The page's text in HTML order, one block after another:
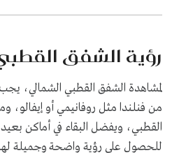
رؤية الشفق
لمشاهدة الشفق القطبي الشمالي، يجب
من فنلندا مثل روفانيمي أو إيفالو،
القطبي، ويفضل البقاء في أماكن
للحصول على رؤية واضحة وجميلة